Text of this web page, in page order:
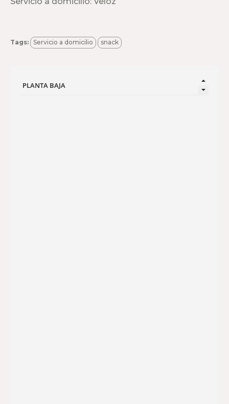
Tags: Servicio a domicilio snack